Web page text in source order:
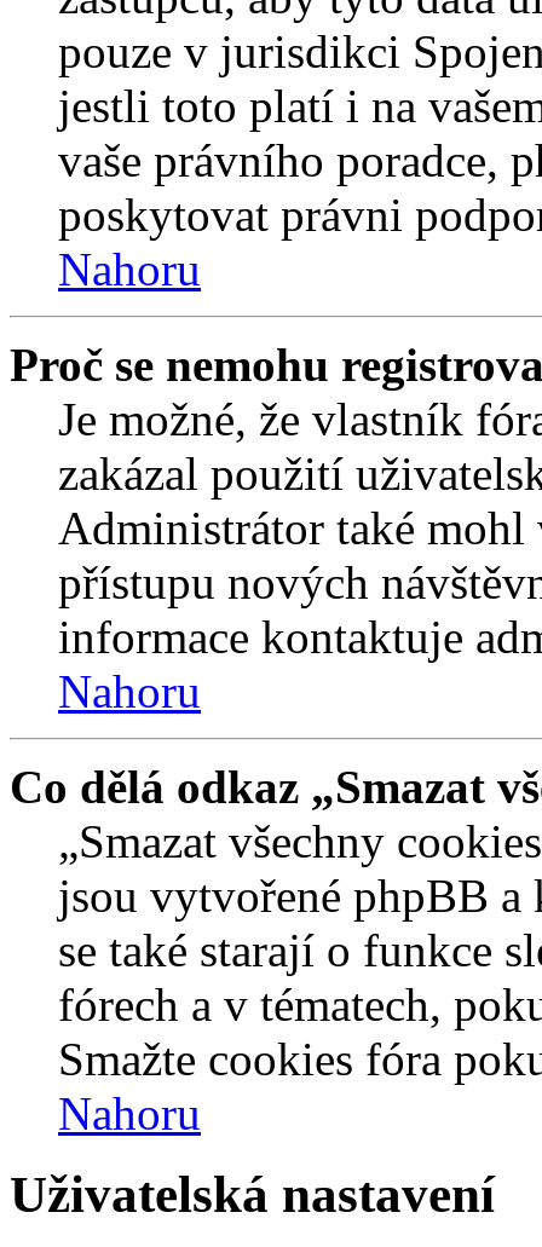
pouze v jurisdikci
jestli toto platí i na
vaše právního poradce,
poskytovat právni
Nahoru
Proč se nemohu
Je možné, že vlastník
zakázal použití
Administrátor také mohl
přístupu nových
informace kontaktuje
Nahoru
Co dělá odkaz „Smazat
„Smazat všechny
jsou vytvořené phpBB a
se také starají o funkce
fórech a v tématech,
Smažte cookies fóra
Nahoru
Uživatelská nastavení